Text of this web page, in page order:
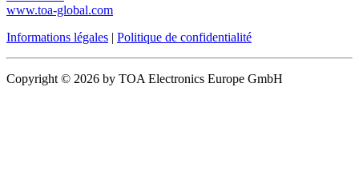
www.toa-global.com
Informations légales | Politique de confidentialité
Copyright © 2026 by TOA Electronics Europe GmbH